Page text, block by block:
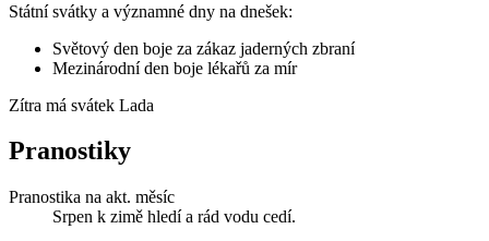
Státní svátky a významné dny na dnešek:
Světový den boje za zákaz jaderných zbraní
Mezinárodní den boje lékařů za mír
Zítra má svátek Lada
Pranostiky
Pranostika na akt. měsíc
Srpen k zimě hledí a rád vodu cedí.